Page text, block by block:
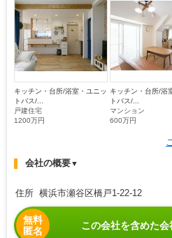
キッチン・台所/浴室・ユニッ
トバス/...
戸建住宅
1200万円
キッチン・台所/浴
トバス/...
マンション
600万円
会社の概要▼
住所 横浜市瀬谷区橋戸1-22-12
無料
匿名
この会社を含めた